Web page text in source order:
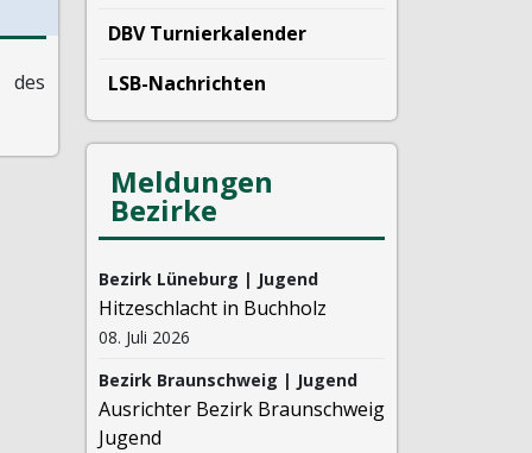
des
DBV Turnierkalender
LSB-Nachrichten
Meldungen
Bezirke
Bezirk Lüneburg | Jugend
Hitzeschlacht in Buchholz
08. Juli 2026
Bezirk Braunschweig | Jugend
Ausrichter Bezirk Braunschweig
Jugend